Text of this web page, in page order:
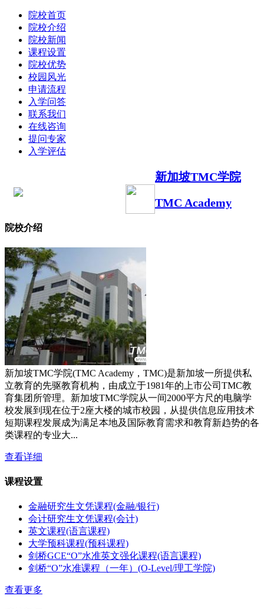
院校首页
院校介绍
院校新闻
课程设置
院校优势
校园风光
申请流程
入学问答
联系我们
在线咨询
提问专家
入学评估
新加坡TMC学院
TMC Academy
院校介绍
新加坡TMC学院(TMC Academy，TMC)是新加坡一所提供私
立教育的先驱教育机构，由成立于1981年的上市公司TMC教
育集团所管理。新加坡TMC学院从一间2000平方尺的电脑学
校发展到现在位于2座大楼的城市校园，从提供信息应用技术
短期课程发展成为满足本地及国际教育需求和教育新趋势的各
类课程的专业大...
查看详细
课程设置
金融研究生文凭课程(金融/银行)
会计研究生文凭课程(会计)
英文课程(语言课程)
大学预科课程(预科课程)
剑桥GCE“O”水准英文强化课程(语言课程)
剑桥“O”水准课程（一年）(O-Level/理工学院)
查看更多